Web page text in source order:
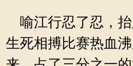
喻江行忍了忍，
生死相搏比赛热血